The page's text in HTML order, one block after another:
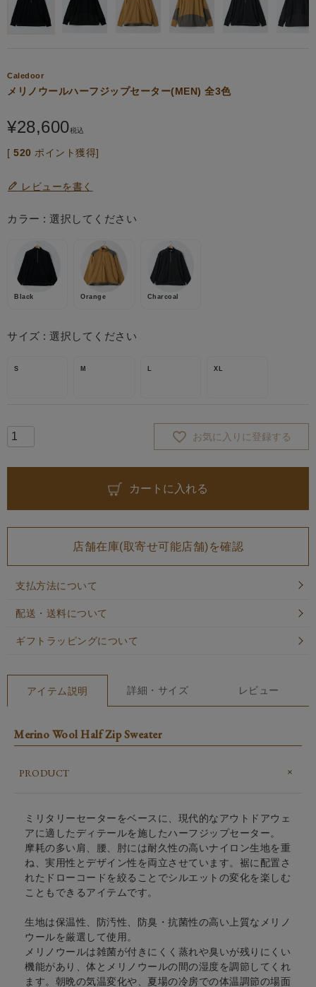
Caledoor
メリノウールハーフジップセーター(MEN) 全3色
¥28,600税込
[ 520 ポイント獲得]
レビューを書く
カラー 選択してください
Black Orange Charcoal
サイズ 選択してください
S M L XL
お気に入りに登録する
カートに入れる
店舗在庫(取寄せ可能店舗)を確認
支払方法について
配送・送料について
ギフトラッピングについて
アイテム説明 詳細・サイズ レビュー
Merino Wool Half Zip Sweater
PRODUCT
ミリタリーセーターをベースに、現代的なアウトドアウェ
アに適したディテールを施したハーフジップセーター。
摩耗の多い肩、腰、肘には耐久性の高いナイロン生地を重
ね、実用性とデザイン性を両立させています。裾に配置さ
れたドローコードを絞ることでシルエットの変化を楽しむ
こともできるアイテムです。
生地は保温性、防汚性、防臭・抗菌性の高い上質なメリノ
ウールを厳選して使用。
メリノウールは雑菌が付きにくく蒸れや臭いが残りにくい
機能があり、体とメリノウールの間の湿度を調節してくれ
ます。朝晩の気温変化や、夏場の冷房での体温調節の場面